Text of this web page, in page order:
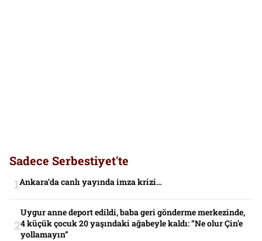
Sadece Serbestiyet'te
Ankara’da canlı yayında imza krizi…
Uygur anne deport edildi, baba geri gönderme merkezinde,
4 küçük çocuk 20 yaşındaki ağabeyle kaldı: “Ne olur Çin’e
yollamayın”